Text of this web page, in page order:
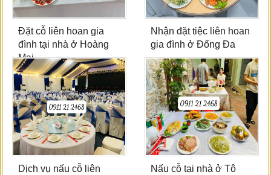
Đặt cỗ liên hoan gia
đình tại nhà ở Hoàng
Mai
Nhận đặt tiệc liên hoan
gia đình ở Đống Đa
Dịch vụ nấu cỗ liên
Nấu cỗ tại nhà ở Tô